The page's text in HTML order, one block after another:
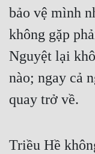
bảo vệ mình
không gặp
Nguyệt lại
nào; ngay cả
quay trở về.
Triều Hề